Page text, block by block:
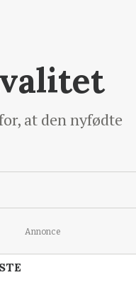
at den nyfødte
Annonce